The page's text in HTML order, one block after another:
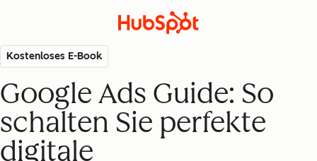
Kostenloses E-Book
Google Ads Guide: So
schalten Sie perfekte
digitale